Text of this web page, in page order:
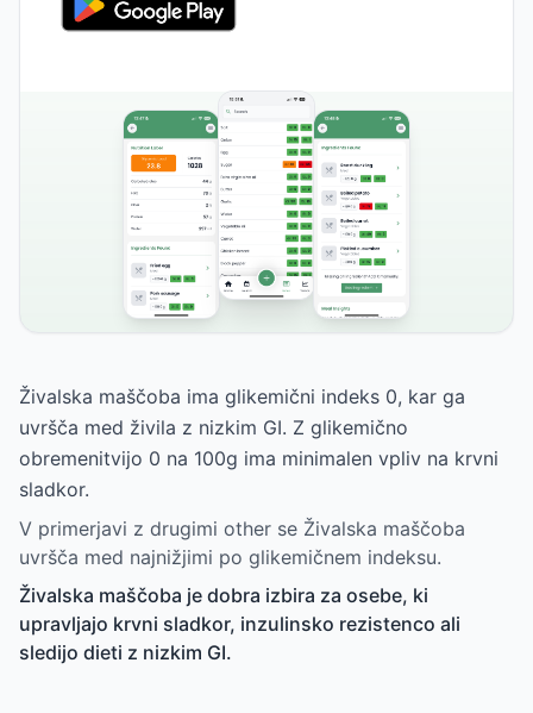
Živalska maščoba ima glikemični indeks 0, kar ga
uvršča med živila z nizkim GI. Z glikemično
obremenitvijo 0 na 100g ima minimalen vpliv na krvni
sladkor.
V primerjavi z drugimi other se Živalska maščoba
uvršča med najnižjimi po glikemičnem indeksu.
Živalska maščoba je dobra izbira za osebe, ki
upravljajo krvni sladkor, inzulinsko rezistenco ali
sledijo dieti z nizkim GI.